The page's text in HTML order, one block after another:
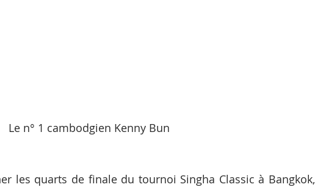
Le n° 1 cambodgien Kenny Bun
les quarts de finale du tournoi Singha Classic à Bangkok,